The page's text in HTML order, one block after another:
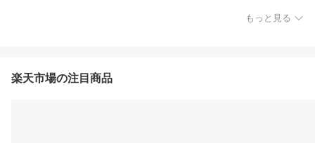
もっと見る
楽天市場の注目商品